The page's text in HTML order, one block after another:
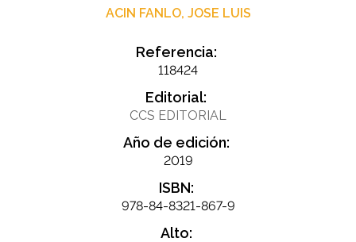
ACIN FANLO, JOSE LUIS
Referencia:
118424
Editorial:
CCS EDITORIAL
Año de edición:
2019
ISBN:
978-84-8321-867-9
Alto: